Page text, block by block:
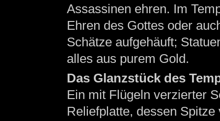
Assassinen ehren. Im
Ehren des Gottes oder
Schätze aufgehäuft;
alles aus purem Gold.
Das Glanzstück des
Ein mit Flügeln verzierter
Reliefplatte, dessen